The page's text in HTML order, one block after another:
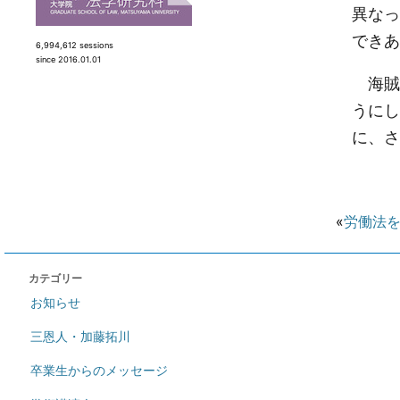
異な
でき
海賊
うに
に、
«労働法
6,994,612 sessions
since 2016.01.01
カテゴリー
お知らせ
三恩人・加藤拓川
卒業生からのメッセージ